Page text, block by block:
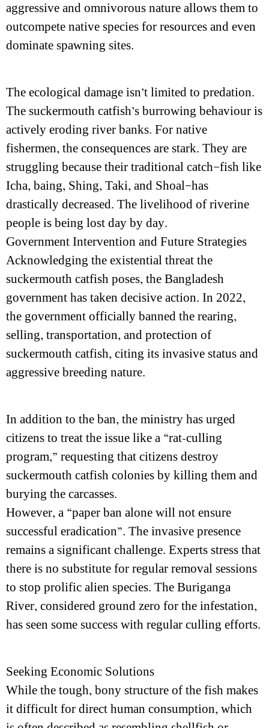
aggressive and omnivorous nature allows them to
outcompete native species for resources and even
dominate spawning sites.
The ecological damage isn’t limited to predation.
The suckermouth catfish’s burrowing behaviour is
actively eroding river banks. For native
fishermen, the consequences are stark. They are
struggling because their traditional catch—fish like
Icha, baing, Shing, Taki, and Shoal—has
drastically decreased. The livelihood of riverine
people is being lost day by day.
Government Intervention and Future Strategies
Acknowledging the existential threat the
suckermouth catfish poses, the Bangladesh
government has taken decisive action. In 2022,
the government officially banned the rearing,
selling, transportation, and protection of
suckermouth catfish, citing its invasive status and
aggressive breeding nature.
In addition to the ban, the ministry has urged
citizens to treat the issue like a “rat-culling
program,” requesting that citizens destroy
suckermouth catfish colonies by killing them and
burying the carcasses.
However, a “paper ban alone will not ensure
successful eradication”. The invasive presence
remains a significant challenge. Experts stress that
there is no substitute for regular removal sessions
to stop prolific alien species. The Buriganga
River, considered ground zero for the infestation,
has seen some success with regular culling efforts.
Seeking Economic Solutions
While the tough, bony structure of the fish makes
it difficult for direct human consumption, which